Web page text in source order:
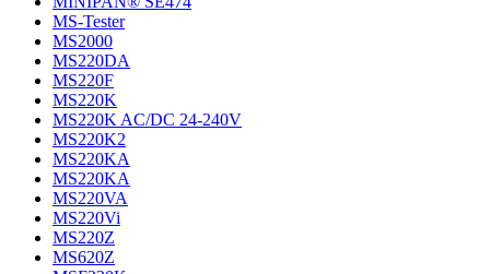
MS-Tester
MS2000
MS220DA
MS220F
MS220K
MS220K AC/DC 24-240V
MS220K2
MS220KA
MS220KA
MS220VA
MS220Vi
MS220Z
MS620Z